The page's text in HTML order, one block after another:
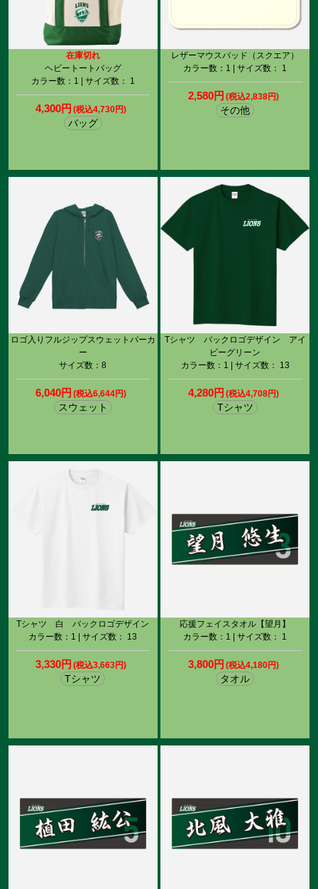
在庫切れ
ヘビートートバッグ
カラー数：1 | サイズ数： 1
4,300円 (税込4,730円)
バッグ
レザーマウスパッド（スクエア）
カラー数：1 | サイズ数： 1
2,580円 (税込2,838円)
その他
ロゴ入りフルジップスウェットパーカ
ー
サイズ数：8
6,040円 (税込6,644円)
スウェット
Tシャツ バックロゴデザイン アイ
ビーグリーン
カラー数：1 | サイズ数： 13
4,280円 (税込4,708円)
Tシャツ
Tシャツ 白 バックロゴデザイン
カラー数：1 | サイズ数： 13
3,330円 (税込3,663円)
Tシャツ
応援フェイスタオル【望月】
カラー数：1 | サイズ数： 1
3,800円 (税込4,180円)
タオル